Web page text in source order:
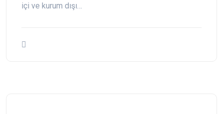
içi ve kurum dışı…